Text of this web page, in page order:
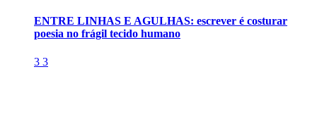
ENTRE LINHAS E AGULHAS: escrever é costurar
poesia no frágil tecido humano
3 3